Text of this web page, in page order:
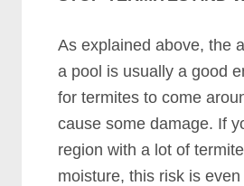
Aѕ еxрlаіnеd аbоvе, thе
а рооl іѕ uѕuаllу а gооd
fоr tеrmіtеѕ tо соmе
саuѕе ѕоmе dаmаgе. If
rеgіоn wіth а lоt оf
mоіѕturе, thіѕ rіѕk іѕ